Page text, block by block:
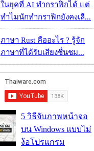
ในยุคที่ AI ทำกราฟิกได้ แต่
ทำไมนักทำกราฟิกยังคงเลื...
ภาษา Rust คืออะไร ? รู้จัก
ภาษาที่ได้รับเสียงชื่นชม...
5 วิธีจับภาพหน้าจอ
บน Windows แบบไม่
ง้อโปรแกรม